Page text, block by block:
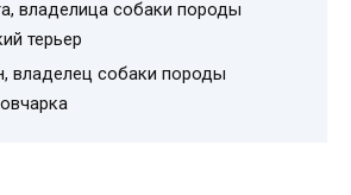
владелица собаки породы
терьер
владелец собаки породы